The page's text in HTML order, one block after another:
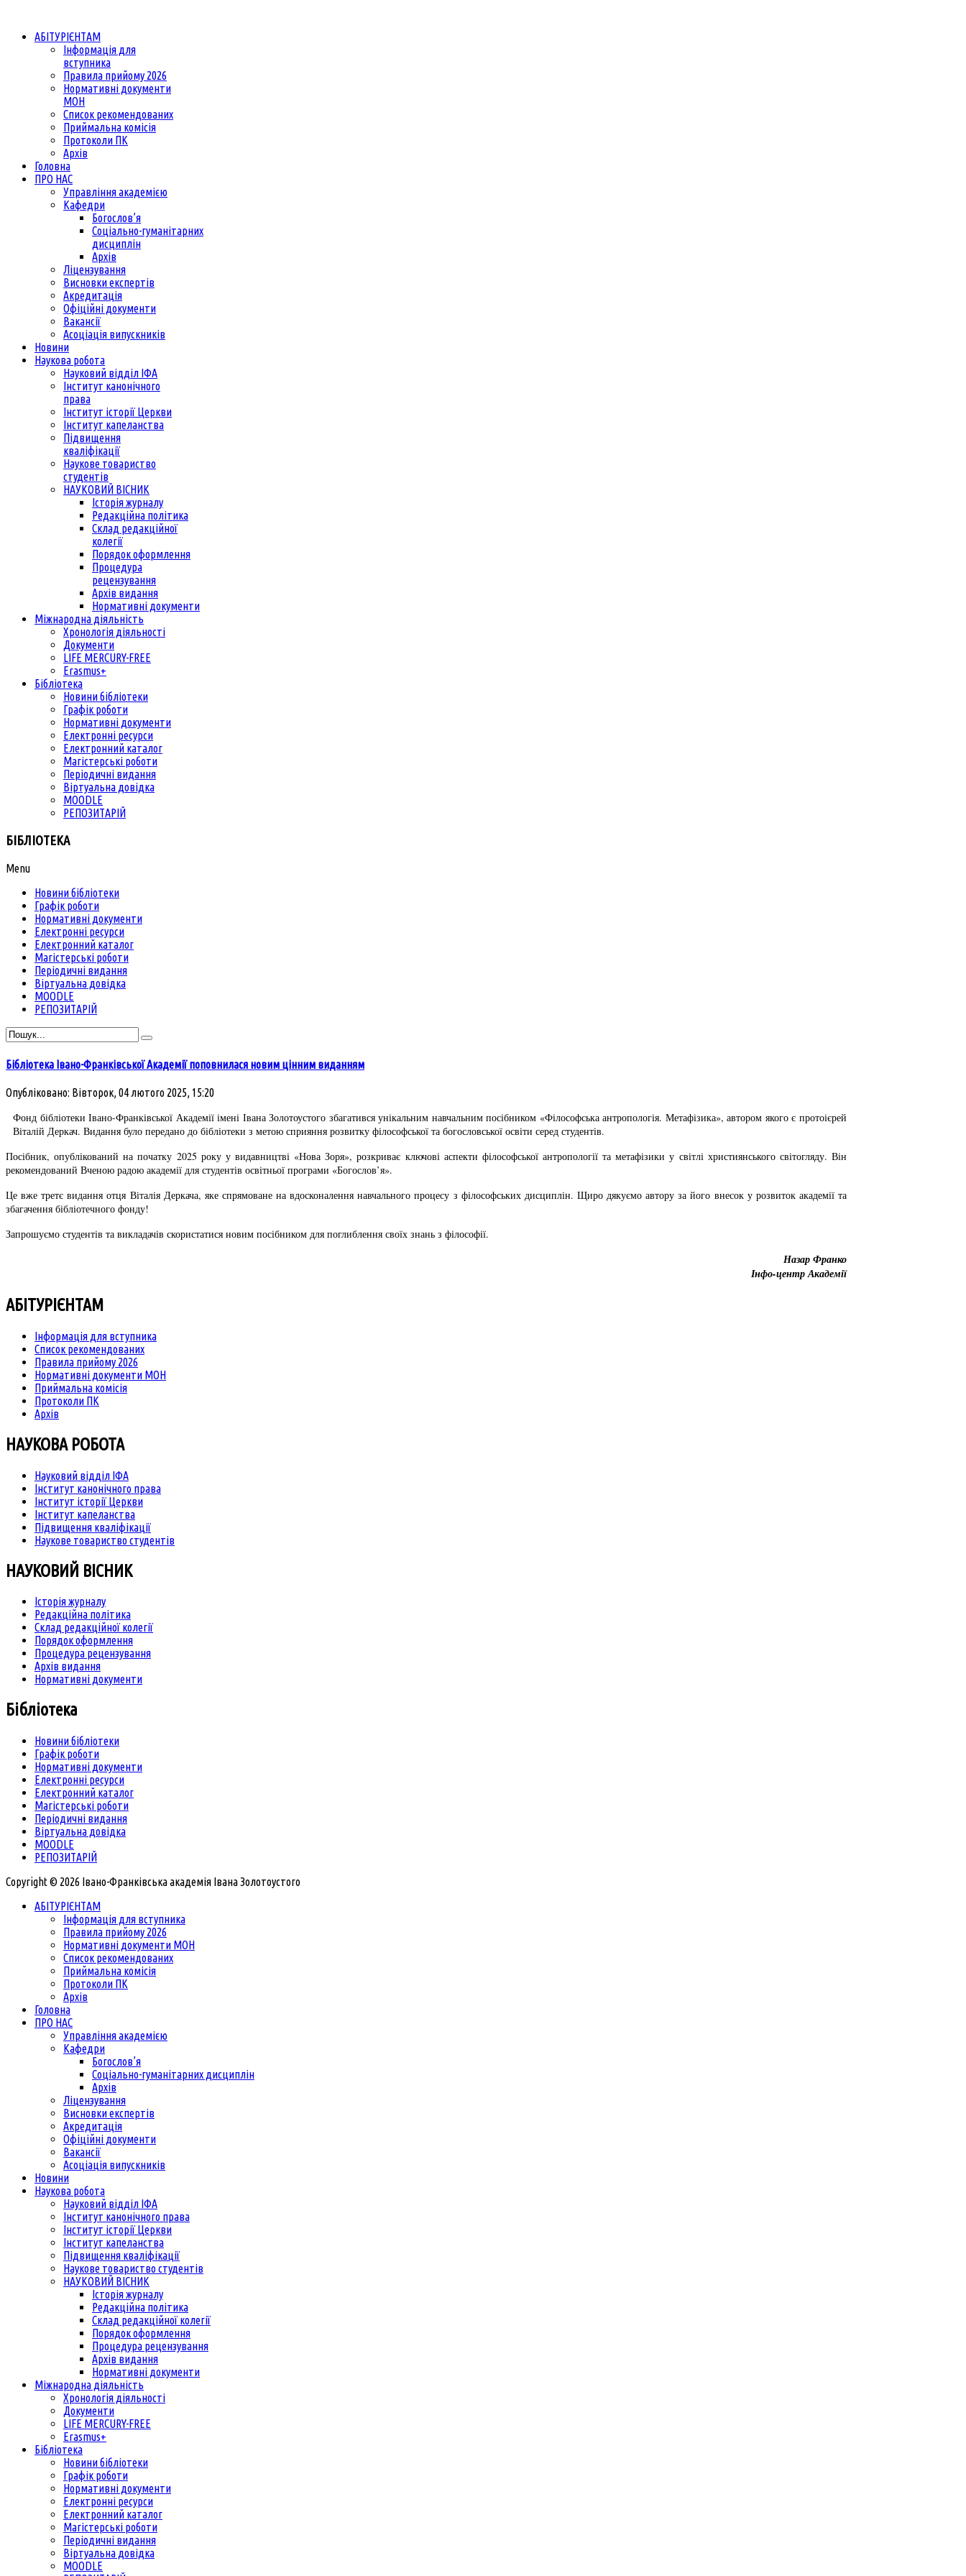
АБІТУРІЄНТАМ
Інформація для
вступника
Правила прийому 2026
Нормативні документи
МОН
Список рекомендованих
Приймальна комісія
Протоколи ПК
Архів
Головна
ПРО НАС
Управління академією
Кафедри
Богослов’я
Соціально-гуманітарних
дисциплін
Архів
Ліцензування
Висновки експертів
Акредитація
Офіційні документи
Вакансії
Асоціація випускників
Новини
Наукова робота
Науковий відділ ІФА
Інститут канонічного
права
Інститут історії Церкви
Інститут капеланства
Підвищення
кваліфікації
Наукове товариство
студентів
НАУКОВИЙ ВІСНИК
Історія журналу
Редакційна політика
Склад редакційної
колегії
Порядок оформлення
Процедура
рецензування
Архів видання
Нормативні документи
Міжнародна діяльність
Хронологія діяльності
Документи
LIFE MERCURY-FREE
Erasmus+
Бібліотека
Новини бібліотеки
Графік роботи
Нормативні документи
Електронні ресурси
Електронний каталог
Магістерські роботи
Періодичні видання
Віртуальна довідка
MOODLE
РЕПОЗИТАРІЙ
БІБЛІОТЕКА
Menu
Новини бібліотеки
Графік роботи
Нормативні документи
Електронні ресурси
Електронний каталог
Магістерські роботи
Періодичні видання
Віртуальна довідка
MOODLE
РЕПОЗИТАРІЙ
Бібліотека Івано-Франківської Академії поповнилася новим цінним виданням
Опубліковано: Вівторок, 04 лютого 2025, 15:20
Фонд бібліотеки Івано-Франківської Академії імені Івана Золотоустого збагатився унікальним навчальним посібником «Філософська антропологія. Метафізика», автором якого є протоієрей
Віталій Деркач. Видання було передано до бібліотеки з метою сприяння розвитку філософської та богословської освіти серед студентів.
Посібник, опублікований на початку 2025 року у видавництві «Нова Зоря», розкриває ключові аспекти філософської антропології та метафізики у світлі християнського світогляду. Він
рекомендований Вченою радою академії для студентів освітньої програми «Богослов’я».
Це вже третє видання отця Віталія Деркача, яке спрямоване на вдосконалення навчального процесу з філософських дисциплін. Щиро дякуємо автору за його внесок у розвиток академії та
збагачення бібліотечного фонду!
Запрошуємо студентів та викладачів скористатися новим посібником для поглиблення своїх знань з філософії.
Назар Франко
Інфо-центр Академії
АБІТУРІЄНТАМ
Інформація для вступника
Список рекомендованих
Правила прийому 2026
Нормативні документи МОН
Приймальна комісія
Протоколи ПК
Архів
НАУКОВА РОБОТА
Науковий відділ ІФА
Інститут канонічного права
Інститут історії Церкви
Інститут капеланства
Підвищення кваліфікації
Наукове товариство студентів
НАУКОВИЙ ВІСНИК
Історія журналу
Редакційна політика
Склад редакційної колегії
Порядок оформлення
Процедура рецензування
Архів видання
Нормативні документи
Бібліотека
Новини бібліотеки
Графік роботи
Нормативні документи
Електронні ресурси
Електронний каталог
Магістерські роботи
Періодичні видання
Віртуальна довідка
MOODLE
РЕПОЗИТАРІЙ
Copyright © 2026 Івано-Франківська академія Івана Золотоустого
АБІТУРІЄНТАМ
Інформація для вступника
Правила прийому 2026
Нормативні документи МОН
Список рекомендованих
Приймальна комісія
Протоколи ПК
Архів
Головна
ПРО НАС
Управління академією
Кафедри
Богослов’я
Соціально-гуманітарних дисциплін
Архів
Ліцензування
Висновки експертів
Акредитація
Офіційні документи
Вакансії
Асоціація випускників
Новини
Наукова робота
Науковий відділ ІФА
Інститут канонічного права
Інститут історії Церкви
Інститут капеланства
Підвищення кваліфікації
Наукове товариство студентів
НАУКОВИЙ ВІСНИК
Історія журналу
Редакційна політика
Склад редакційної колегії
Порядок оформлення
Процедура рецензування
Архів видання
Нормативні документи
Міжнародна діяльність
Хронологія діяльності
Документи
LIFE MERCURY-FREE
Erasmus+
Бібліотека
Новини бібліотеки
Графік роботи
Нормативні документи
Електронні ресурси
Електронний каталог
Магістерські роботи
Періодичні видання
Віртуальна довідка
MOODLE